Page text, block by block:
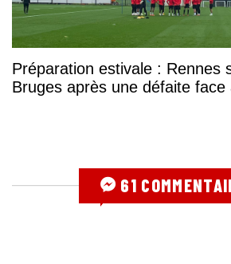
Préparation estivale : Rennes
Bruges après une défaite face
61